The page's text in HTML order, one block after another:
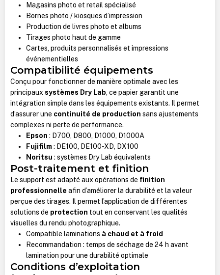
Magasins photo et retail spécialisé
Bornes photo / kiosques d’impression
Production de livres photo et albums
Tirages photo haut de gamme
Cartes, produits personnalisés et impressions
événementielles
Compatibilité équipements
Conçu pour fonctionner de manière optimale avec les
principaux systèmes Dry Lab, ce papier garantit une
intégration simple dans les équipements existants. Il permet
d’assurer une continuité de production sans ajustements
complexes ni perte de performance.
Epson : D700, D800, D1000, D1000A
Fujifilm : DE100, DE100-XD, DX100
Noritsu : systèmes Dry Lab équivalents
Post-traitement et finition
Le support est adapté aux opérations de finition
professionnelle afin d’améliorer la durabilité et la valeur
perçue des tirages. Il permet l’application de différentes
solutions de protection tout en conservant les qualités
visuelles du rendu photographique.
Compatible laminations à chaud et à froid
Recommandation : temps de séchage de 24 h avant
lamination pour une durabilité optimale
Conditions d’exploitation